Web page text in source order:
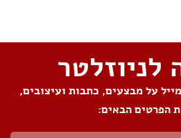
על מבצעים, כתבות ועיצובים,
הפרטים הבאים: